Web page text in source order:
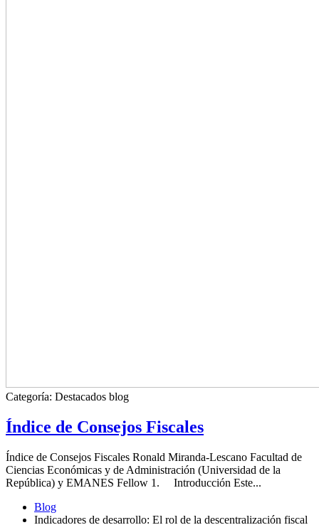
Categoría: Destacados blog
Índice de Consejos Fiscales
Índice de Consejos Fiscales Ronald Miranda-Lescano Facultad de
Ciencias Económicas y de Administración (Universidad de la
República) y EMANES Fellow 1. Introducción Este...
Blog
Indicadores de desarrollo: El rol de la descentralización fiscal